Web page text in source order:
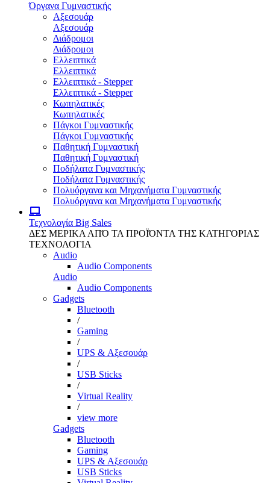
Όργανα Γυμναστικής
Αξεσουάρ
Αξεσουάρ
Διάδρομοι
Διάδρομοι
Ελλειπτικά
Ελλειπτικά
Ελλειπτικά - Stepper
Ελλειπτικά - Stepper
Κωπηλατικές
Κωπηλατικές
Πάγκοι Γυμναστικής
Πάγκοι Γυμναστικής
Παθητική Γυμναστική
Παθητική Γυμναστική
Ποδήλατα Γυμναστικής
Ποδήλατα Γυμναστικής
Πολυόργανα και Μηχανήματα Γυμναστικής
Πολυόργανα και Μηχανήματα Γυμναστικής
Τεχνολογία Big Sales
ΔΕΣ ΜΕΡΙΚΑ ΑΠΌ ΤΑ ΠΡΟΪΌΝΤΑ ΤΗΣ ΚΑΤΗΓΟΡΙΑΣ
ΤΕΧΝΟΛΟΓΙΑ
Audio
Audio Components
Audio
Audio Components
Gadgets
Bluetooth
/
Gaming
/
UPS & Αξεσουάρ
/
USB Sticks
/
Virtual Reality
/
view more
Gadgets
Bluetooth
Gaming
UPS & Αξεσουάρ
USB Sticks